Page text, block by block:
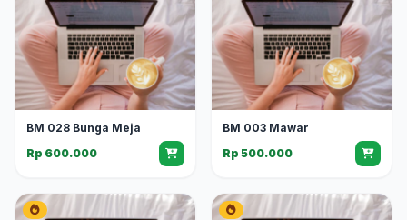
BM 028 Bunga Meja
Rp 600.000
BM 003 Mawar
Rp 500.000